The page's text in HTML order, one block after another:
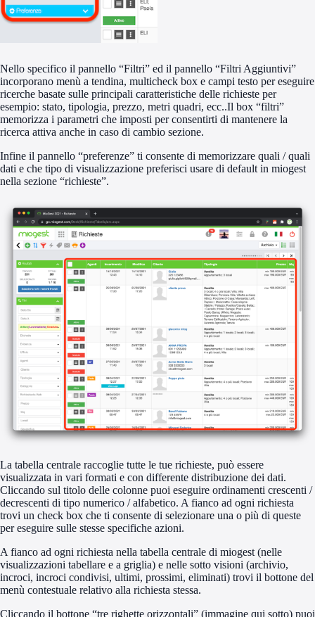
Nello specifico il pannello “Filtri” ed il pannello “Filtri Aggiuntivi”
incorporano menù a tendina, multicheck box e campi testo per eseguire
ricerche basate sulle principali caratteristiche delle richieste per
esempio: stato, tipologia, prezzo, metri quadri, ecc..Il box “filtri”
memorizza i parametri che imposti per consentirti di mantenere la
ricerca attiva anche in caso di cambio sezione.
Infine il pannello “preferenze” ti consente di memorizzare quali / quali
dati e che tipo di visualizzazione preferisci usare di default in miogest
nella sezione “richieste”.
La tabella centrale raccoglie tutte le tue richieste, può essere
visualizzata in vari formati e con differente distribuzione dei dati.
Cliccando sul titolo delle colonne puoi eseguire ordinamenti crescenti /
decrescenti di tipo numerico / alfabetico. A fianco ad ogni richiesta
trovi un check box che ti consente di selezionare una o più di queste
per eseguire sulle stesse specifiche azioni.
A fianco ad ogni richiesta nella tabella centrale di miogest (nelle
visualizzazioni tabellare e a griglia) e nelle sotto visioni (archivio,
incroci, incroci condivisi, ultimi, prossimi, eliminati) trovi il bottone del
menù contestuale relativo alla richiesta stessa.
Cliccando il bottone “tre righette orizzontali” (immagine qui sotto) puoi